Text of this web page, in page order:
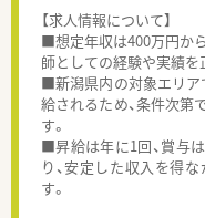
【求人情報について】
■想定年収は400万円か
師としての経験や実績を
■新潟県内の対象エリア
給されるため、条件次第
す。
■昇給は年に1回、賞与
り、安定した収入を得
す。